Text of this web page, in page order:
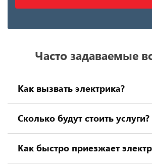
Часто задаваемые
Как вызвать электрика?
Сколько будут стоить услуги?
Как быстро приезжает